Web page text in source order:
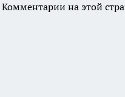
Комментарии на этой